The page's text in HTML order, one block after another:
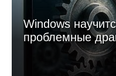
Windows
проблемные